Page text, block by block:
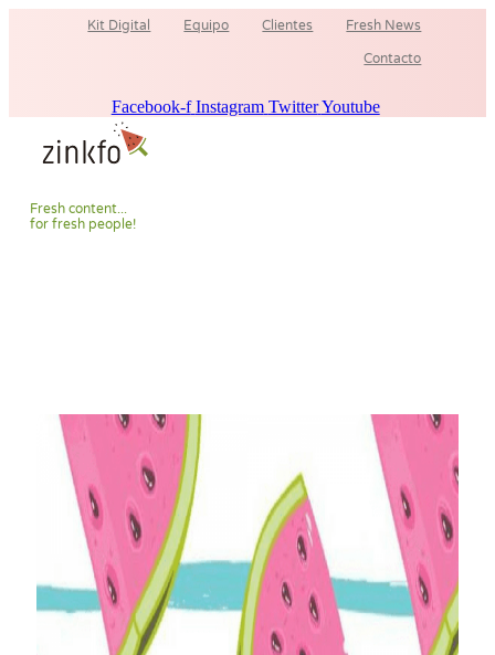
Kit Digital Equipo Clientes Fresh News
Contacto
Facebook-f Instagram TwitterYoutube
Fresh content...
for fresh people!